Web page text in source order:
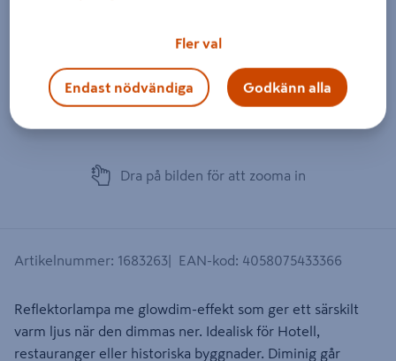
Dra på bilden för att zooma in
Artikelnummer: 1683263 EAN-kod: 4058075433366
Reflektorlampa me glowdim-effekt som ger ett särskilt
varm ljus när den dimmas ner. Idealisk för Hotell,
restauranger eller historiska byggnader. Diminig går
Fler val
Endast nödvändiga Godkänn alla